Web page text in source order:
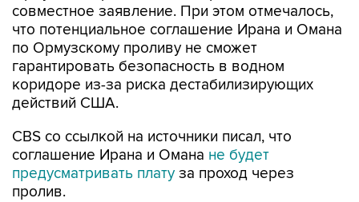
совместное заявление. При этом отмечалось,
что потенциальное соглашение Ирана и Омана
по Ормузскому проливу не сможет
гарантировать безопасность в водном
коридоре из-за риска дестабилизирующих
действий США.
CBS со ссылкой на источники писал, что
соглашение Ирана и Омана не будет
предусматривать плату за проход через
пролив.